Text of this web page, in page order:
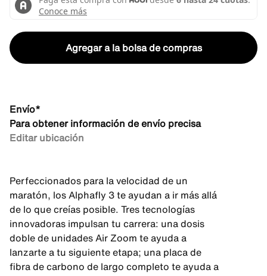
Agregar a la bolsa de compras
Envío*
Para obtener información de envío precisa
Editar ubicación
Perfeccionados para la velocidad de un
maratón, los Alphafly 3 te ayudan a ir más allá
de lo que creías posible. Tres tecnologías
innovadoras impulsan tu carrera: una dosis
doble de unidades Air Zoom te ayuda a
lanzarte a tu siguiente etapa; una placa de
fibra de carbono de largo completo te ayuda a